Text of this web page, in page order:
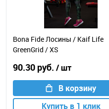
Bona Fide Лосины / Kaif Life
GreenGrid / XS
90.30 руб. / шт
В корзину
Купить в 1 клик